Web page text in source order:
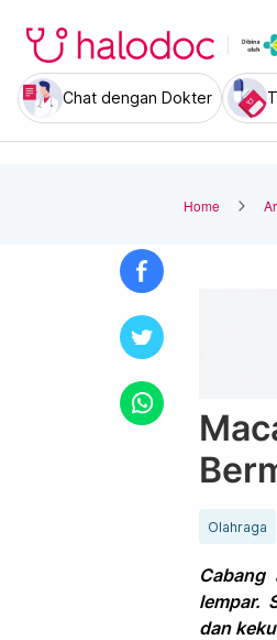
Chat dengan Dokter
Home
Olahraga
lempar.
dan